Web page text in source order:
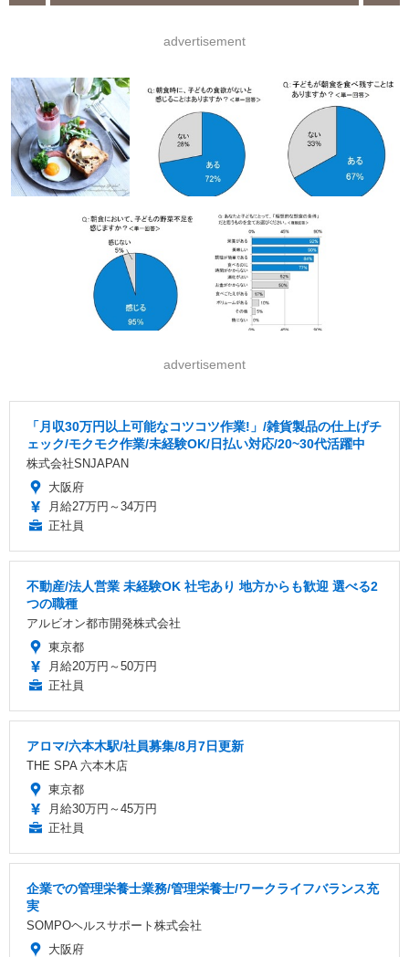
advertisement
advertisement
「月収30万円以上可能なコツコツ作業!」/雑貨製品の仕上げチ
ェック/モクモク作業/未経験OK/日払い対応/20~30代活躍中
株式会社SNJAPAN
大阪府
月給27万円～34万円
正社員
不動産/法人営業 未経験OK 社宅あり 地方からも歓迎 選べる2
つの職種
アルビオン都市開発株式会社
東京都
月給20万円～50万円
正社員
アロマ/六本木駅/社員募集/8月7日更新
THE SPA 六本木店
東京都
月給30万円～45万円
正社員
企業での管理栄養士業務/管理栄養士/ワークライフバランス充
実
SOMPOヘルスサポート株式会社
大阪府